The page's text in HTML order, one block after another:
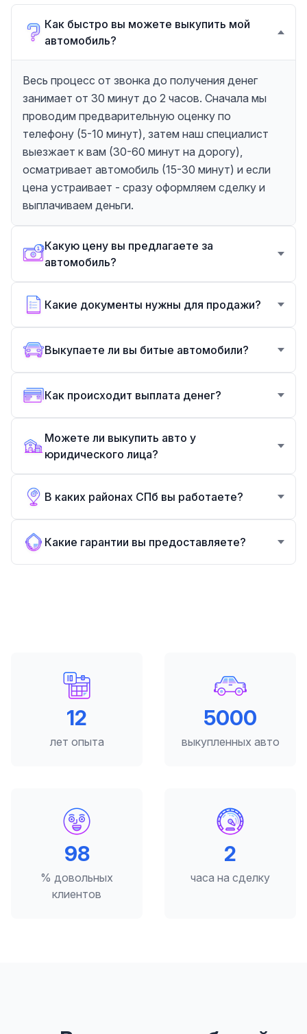
Как быстро вы можете выкупить мой
автомобиль?
Весь процесс от звонка до получения денег
занимает от 30 минут до 2 часов. Сначала мы
проводим предварительную оценку по
телефону (5-10 минут), затем наш специалист
выезжает к вам (30-60 минут на дорогу),
осматривает автомобиль (15-30 минут) и если
цена устраивает - сразу оформляем сделку и
выплачиваем деньги.
Какую цену вы предлагаете за
автомобиль?
Какие документы нужны для продажи?
Выкупаете ли вы битые автомобили?
Как происходит выплата денег?
Можете ли выкупить авто у
юридического лица?
В каких районах СПб вы работаете?
Какие гарантии вы предоставляете?
12
лет опыта
5000
выкупленных авто
98
% довольных
клиентов
2
часа на сделку